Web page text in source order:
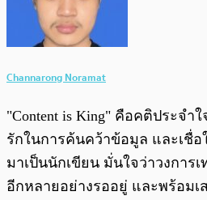
Channarong Noramat
"Content is King" คือคติประจำ
รักในการค้นคว้าข้อมูล และเชื่อ
มาเป็นนักเขียน มั่นใจว่าวงการ
อีกหลายอย่างรออยู่ และพร้อมเ